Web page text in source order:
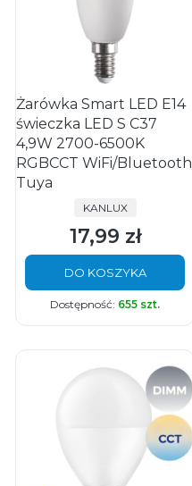
Żarówka Smart LED E14
świeczka LED S C37
4,9W 2700-6500K
RGBCCT WiFi/Bluetooth
Tuya
PRODUCENT
KANLUX
Cena
17,99 zł
DO KOSZYKA
Dostępność: 655 szt.